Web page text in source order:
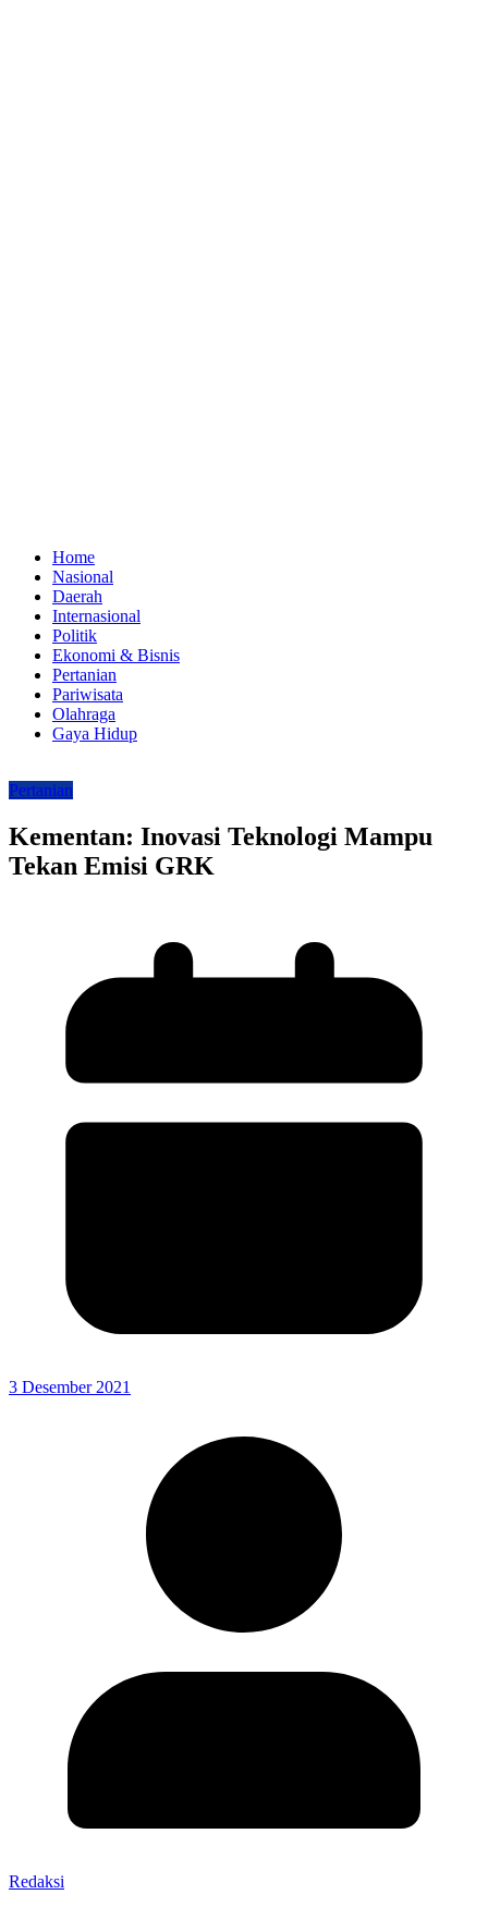
Home
Nasional
Daerah
Internasional
Politik
Ekonomi & Bisnis
Pertanian
Pariwisata
Olahraga
Gaya Hidup
Pertanian
Kementan: Inovasi Teknologi Mampu
Tekan Emisi GRK
3 Desember 2021
Redaksi